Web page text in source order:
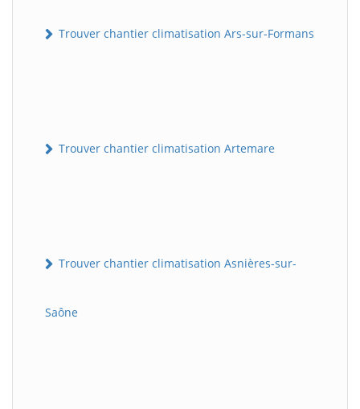
Trouver chantier climatisation Ars-sur-Formans
Trouver chantier climatisation Artemare
Trouver chantier climatisation Asnières-sur-
Saône